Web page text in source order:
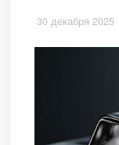
30 декабря 2025